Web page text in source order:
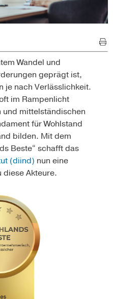
Wandel und
geprägt ist,
je nach Verlässlichkeit.
im Rampenlicht
und mittelständischen
für Wohlstand
bilden. Mit dem
Beste“ schafft das
(diind) nun eine
diese Akteure.